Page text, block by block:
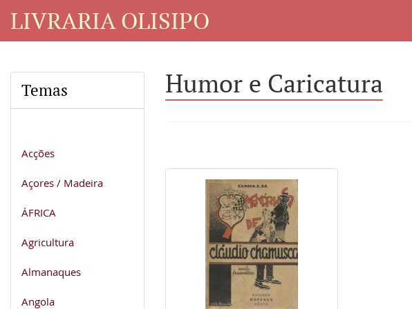
LIVRARIA OLISIPO
Temas
Acções
Açores / Madeira
ÁFRICA
Agricultura
Almanaques
Angola
Humor e Caricatura